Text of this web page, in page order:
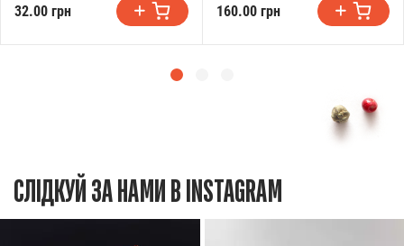
32.00 грн 160.00 грн
СЛІДКУЙ ЗА НАМИ В INSTAGRAM